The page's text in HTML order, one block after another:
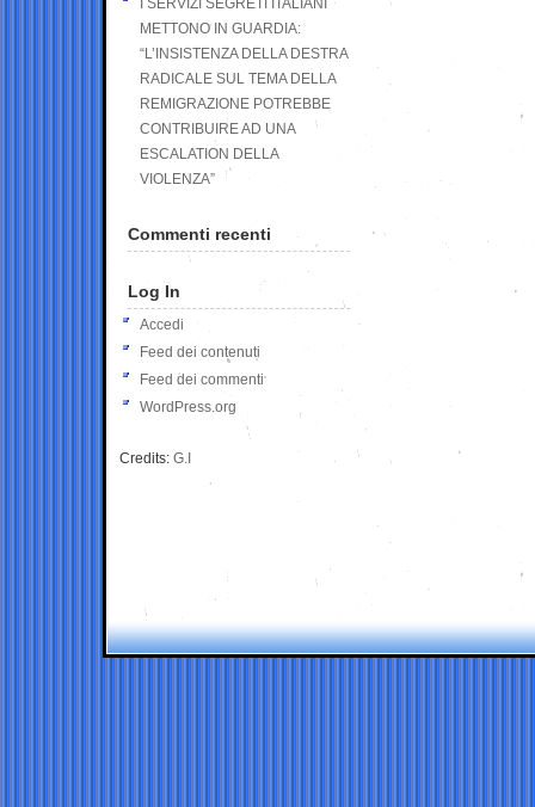
I SERVIZI SEGRETI ITALIANI
METTONO IN GUARDIA:
“L’INSISTENZA DELLA DESTRA
RADICALE SUL TEMA DELLA
REMIGRAZIONE POTREBBE
CONTRIBUIRE AD UNA
ESCALATION DELLA
VIOLENZA”
Commenti recenti
Log In
Accedi
Feed dei contenuti
Feed dei commenti
WordPress.org
Credits: G.I